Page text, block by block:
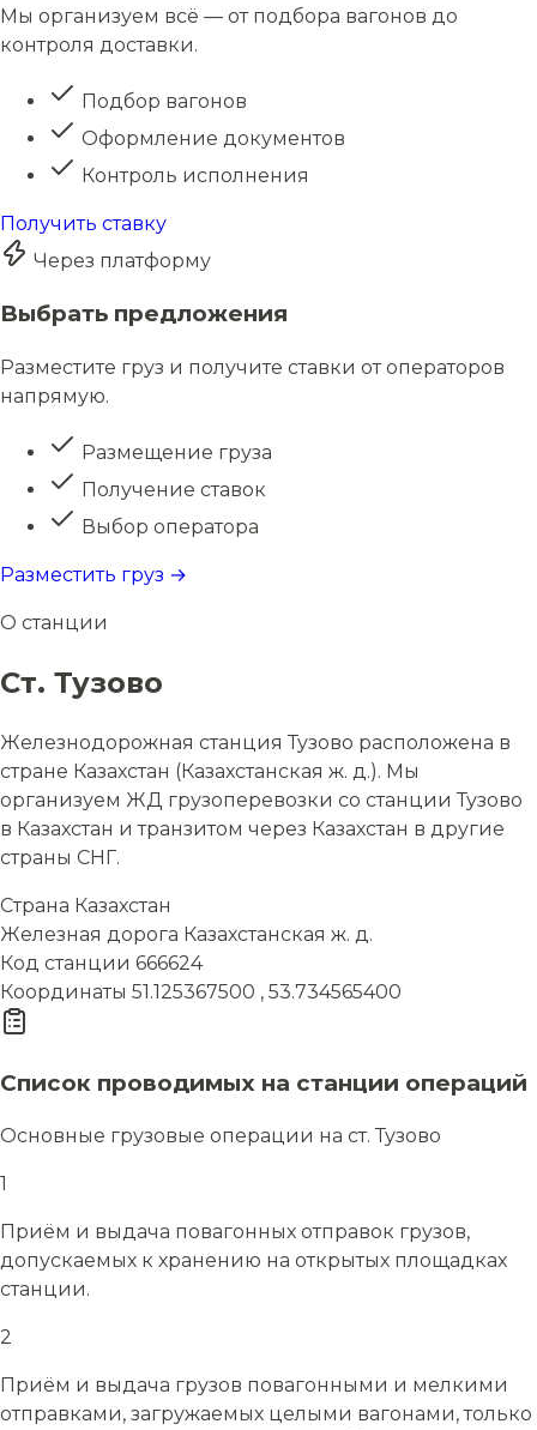
Мы организуем всё — от подбора вагонов до
контроля доставки.
Подбор вагонов
Оформление документов
Контроль исполнения
Получить ставку
Через платформу
Выбрать предложения
Разместите груз и получите ставки от операторов
напрямую.
Размещение груза
Получение ставок
Выбор оператора
Разместить груз →
О станции
Ст. Тузово
Железнодорожная станция Тузово расположена в
стране Казахстан (Казахстанская ж. д.). Мы
организуем ЖД грузоперевозки со станции Тузово
в Казахстан и транзитом через Казахстан в другие
страны СНГ.
Страна Казахстан
Железная дорога Казахстанская ж. д.
Код станции 666624
Координаты 51.125367500 , 53.734565400
Список проводимых на станции операций
Основные грузовые операции на ст. Тузово
1
Приём и выдача повагонных отправок грузов,
допускаемых к хранению на открытых площадках
станции.
2
Приём и выдача грузов повагонными и мелкими
отправками, загружаемых целыми вагонами, только